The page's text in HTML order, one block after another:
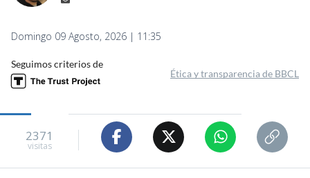
Domingo 09 Agosto, 2026 | 11:35
Seguimos criterios de
Ética y transparencia de BBCL
2371
visitas